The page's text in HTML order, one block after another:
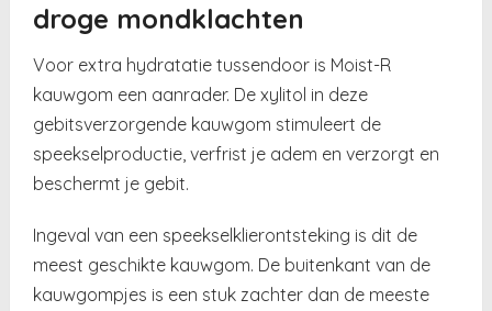
droge mondklachten
Voor extra hydratatie tussendoor is Moist-R
kauwgom een aanrader. De xylitol in deze
gebitsverzorgende kauwgom stimuleert de
speekselproductie, verfrist je adem en verzorgt en
beschermt je gebit.
Ingeval van een speekselklierontsteking is dit de
meest geschikte kauwgom. De buitenkant van de
kauwgompjes is een stuk zachter dan de meeste